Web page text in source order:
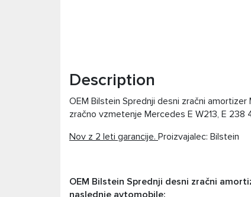
Description
OEM Bilstein Sprednji desni zračni
zračno vzmetenje Mercedes E W213, E 238
Nov z 2 leti garancije. Proizvajalec: Bilstein
OEM Bilstein Sprednji desni zračni
naslednje avtomobile: